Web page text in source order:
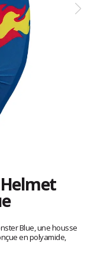
Blue, une housse
en polyamide,